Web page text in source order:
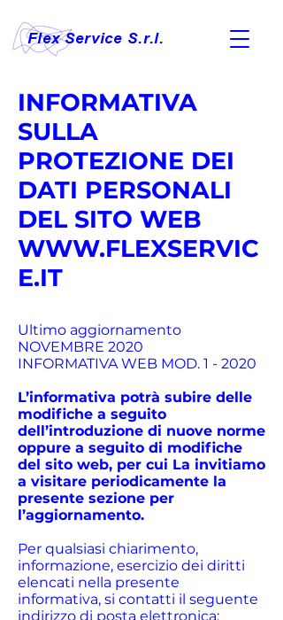
Flex Service S.r.l.
INFORMATIVA
SULLA
PROTEZIONE DEI
DATI PERSONALI
DEL SITO WEB
WWW.FLEXSERVIC
E.IT
Ultimo aggiornamento
NOVEMBRE 2020
INFORMATIVA WEB MOD. 1 - 2020
L’informativa potrà subire delle
modifiche a seguito
dell’introduzione di nuove norme
oppure a seguito di modifiche
del sito web, per cui La invitiamo
a visitare periodicamente la
presente sezione per
l’aggiornamento.
Per qualsiasi chiarimento,
informazione, esercizio dei diritti
elencati nella presente
informativa, si contatti il seguente
indirizzo di posta elettronica: